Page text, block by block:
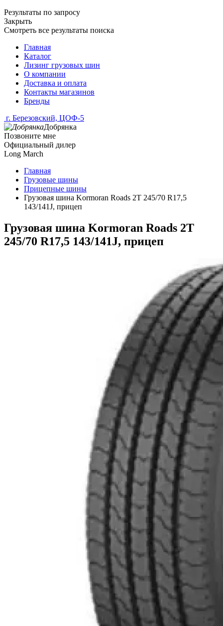
Результаты по запросу
Закрыть
Смотреть все результаты поиска
Главная
Каталог
Лизинг грузовых шин
О компании
Доставка и оплата
Контакты магазинов
Бренды
г. Березовский, ЦОФ-5
Добрянка
Позвоните мне
Официальный дилер
Long March
Главная
Грузовые шины
Прицепные шины
Грузовая шина Kormoran Roads 2T 245/70 R17,5
143/141J, прицеп
Грузовая шина Kormoran Roads 2T
245/70 R17,5 143/141J, прицеп